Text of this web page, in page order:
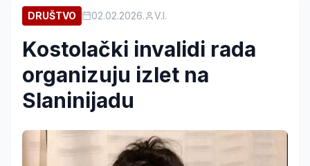
DRUŠTVO 02.02.2026. V.I.
Kostolački invalidi rada
organizuju izlet na
Slaninijadu